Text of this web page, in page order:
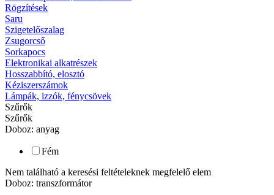
Rögzítések
Saru
Szigetelőszalag
Zsugorcső
Sorkapocs
Elektronikai alkatrészek
Hosszabbító, elosztó
Kéziszerszámok
Lámpák, izzók, fénycsövek
Szűrők
Szűrők
Doboz: anyag
Fém
Nem található a keresési feltételeknek megfelelő elem
Doboz: transzformátor